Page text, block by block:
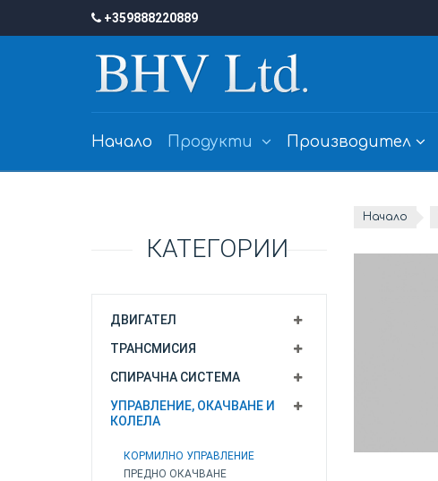
+359888220889
Начало Продукти Производител
КАТЕГОРИИ
ДВИГАТЕЛ
ТРАНСМИСИЯ
СПИРАЧНА СИСТЕМА
УПРАВЛЕНИЕ, ОКАЧВАНЕ И
КОЛЕЛА
КОРМИЛНО УПРАВЛЕНИЕ
ПРЕДНО ОКАЧВАНЕ
Начало